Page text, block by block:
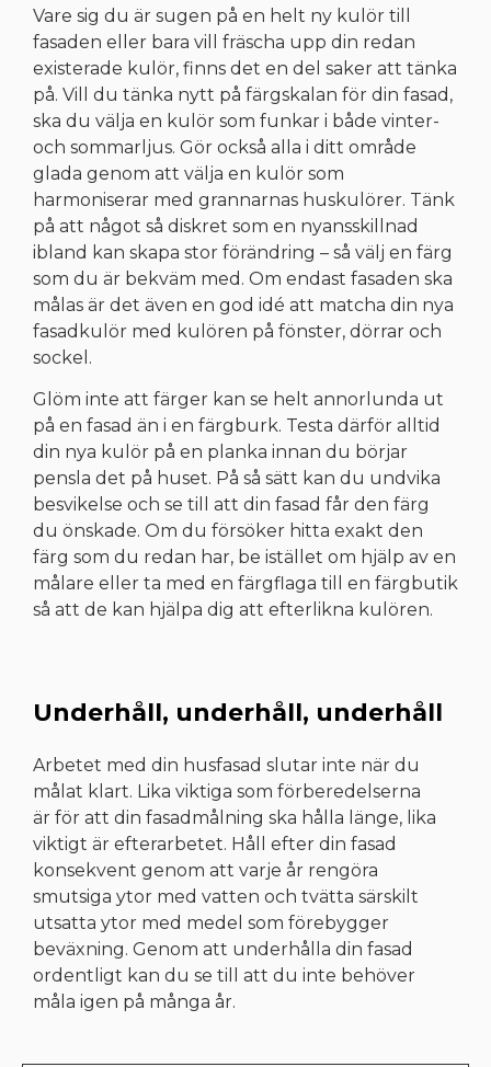
Vare sig du är sugen på en helt ny kulör till
fasaden eller bara vill fräscha upp din redan
existerade kulör, finns det en del saker att tänka
på. Vill du tänka nytt på färgskalan för din fasad,
ska du välja en kulör som funkar i både vinter-
och sommarljus. Gör också alla i ditt område
glada genom att välja en kulör som
harmoniserar med grannarnas huskulörer. Tänk
på att något så diskret som en nyansskillnad
ibland kan skapa stor förändring – så välj en färg
som du är bekväm med. Om endast fasaden ska
målas är det även en god idé att matcha din nya
fasadkulör med kulören på fönster, dörrar och
sockel.
Glöm inte att färger kan se helt annorlunda ut
på en fasad än i en färgburk. Testa därför alltid
din nya kulör på en planka innan du börjar
pensla det på huset. På så sätt kan du undvika
besvikelse och se till att din fasad får den färg
du önskade. Om du försöker hitta exakt den
färg som du redan har, be istället om hjälp av en
målare eller ta med en färgflaga till en färgbutik
så att de kan hjälpa dig att efterlikna kulören.
Underhåll, underhåll, underhåll
Arbetet med din husfasad slutar inte när du
målat klart. Lika viktiga som förberedelserna
är för att din fasadmålning ska hålla länge, lika
viktigt är efterarbetet. Håll efter din fasad
konsekvent genom att varje år rengöra
smutsiga ytor med vatten och tvätta särskilt
utsatta ytor med medel som förebygger
beväxning. Genom att underhålla din fasad
ordentligt kan du se till att du inte behöver
måla igen på många år.